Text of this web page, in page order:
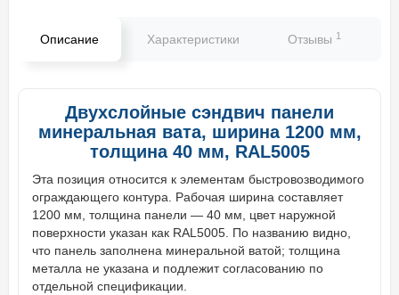
Описание Характеристики Отзывы 1
Двухслойные сэндвич панели
минеральная вата, ширина 1200 мм,
толщина 40 мм, RAL5005
Эта позиция относится к элементам быстровозводимого
ограждающего контура. Рабочая ширина составляет
1200 мм, толщина панели — 40 мм, цвет наружной
поверхности указан как RAL5005. По названию видно,
что панель заполнена минеральной ватой; толщина
металла не указана и подлежит согласованию по
отдельной спецификации.